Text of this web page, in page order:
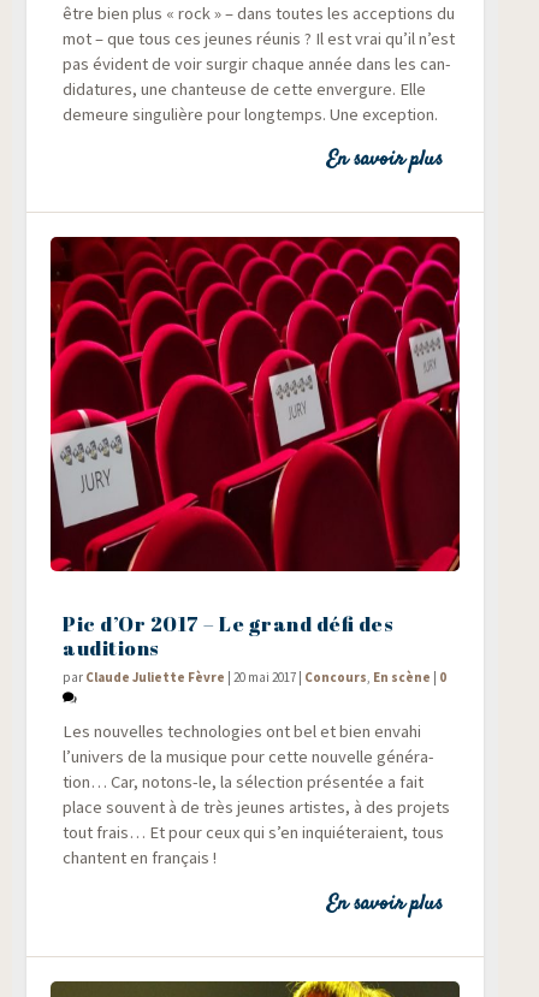
être bien plus « rock » – dans toutes les accep­tions du
mot – que tous ces jeunes réunis ? Il est vrai qu’il n’est
pas évident de voir sur­gir chaque année dans les can­
di­da­tures, une chan­teuse de cette enver­gure. Elle
demeure sin­gu­lière pour long­temps. Une exception.
En savoir plus
Pic d’Or 2017 – Le grand défi des
auditions
par Claude Juliette Fèvre |20 mai 2017 Concours, En scène 0
Les nou­velles tech­no­lo­gies ont bel et bien enva­hi
l’univers de la musique pour cette nou­velle géné­ra­
tion… Car, notons-le, la sélec­tion pré­sen­tée a fait
place sou­vent à de très jeunes artistes, à des pro­jets
tout frais… Et pour ceux qui s’en inquié­te­raient, tous
chantent en français !
En savoir plus